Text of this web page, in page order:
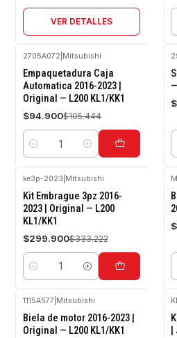
VER DETALLES
-10%
OFF
2705A072 Mitsubishi
Empaquetadura Caja
Automatica 2016-2023 |
Original — L200 KL1/KK1
$94.900$105.444
Cantidad
-10%
OFF
ke3p-2023 Mitsubishi
Kit Embrague 3pz 2016-
2023 | Original — L200
KL1/KK1
$299.900$333.222
Cantidad
-10%
OFF
1115A577 Mitsubishi
Biela de motor 2016-2023 |
Original — L200 KL1/KK1
|